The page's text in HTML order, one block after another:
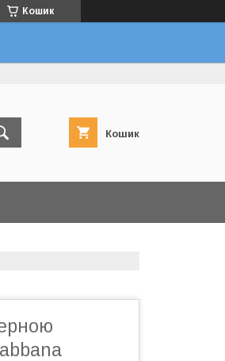
Кошик
Кошик